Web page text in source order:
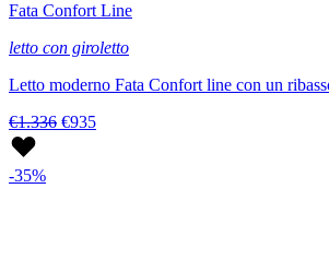
Fata Confort Line
letto con giroletto
Letto moderno Fata Confort line con un
€1.336 €935
-35%